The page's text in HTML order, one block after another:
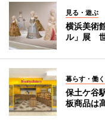
見る・遊ぶ
横浜美術
ル」展
暮らす・働く
保土ケ谷
板商品は